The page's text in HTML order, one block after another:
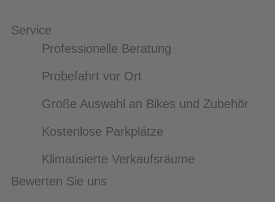
Service
Professionelle Beratung
Probefahrt vor Ort
Große Auswahl an Bikes und Zubehör
Kostenlose Parkplätze
Klimatisierte Verkaufsräume
Bewerten Sie uns